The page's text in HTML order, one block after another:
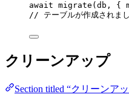
await migrate (db, {
// テーブルが作成されま
クリーンアップ
Section titled “クリーンア